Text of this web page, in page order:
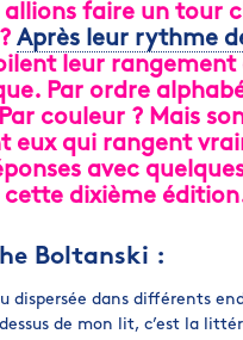
allions faire un tour
Après leur rythme
leur rangement
Par ordre
couleur ? Mais
eux qui rangent
avec
cette dixième
Boltanski :
dispersée dans différents
de mon lit, c’est la